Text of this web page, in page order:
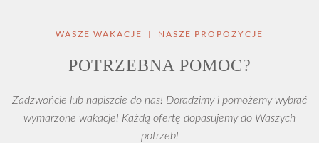
WASZE WAKACJE | NASZE PROPOZYCJE
POTRZEBNA POMOC?
Zadzwońcie lub napiszcie do nas! Doradzimy i pomożemy wybrać
wymarzone wakacje! Każdą ofertę dopasujemy do Waszych
potrzeb!